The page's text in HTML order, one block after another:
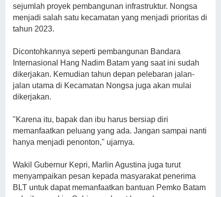
sejumlah proyek pembangunan infrastruktur. Nongsa
menjadi salah satu kecamatan yang menjadi prioritas di
tahun 2023.
Dicontohkannya seperti pembangunan Bandara
Internasional Hang Nadim Batam yang saat ini sudah
dikerjakan. Kemudian tahun depan pelebaran jalan-
jalan utama di Kecamatan Nongsa juga akan mulai
dikerjakan.
"Karena itu, bapak dan ibu harus bersiap diri
memanfaatkan peluang yang ada. Jangan sampai nanti
hanya menjadi penonton," ujarnya.
Wakil Gubernur Kepri, Marlin Agustina juga turut
menyampaikan pesan kepada masyarakat penerima
BLT untuk dapat memanfaatkan bantuan Pemko Batam